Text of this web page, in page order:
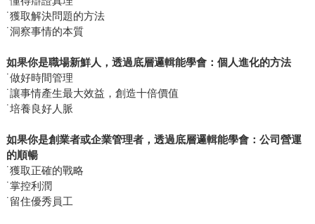
˙獲取解決問題的方法
˙洞察事情的本質
如果你是職場新鮮人，透過底層邏輯能學會：個人進化的方法
˙做好時間管理
˙讓事情產生最大效益，創造十倍價值
˙培養良好人脈
如果你是創業者或企業管理者，透過底層邏輯能學會：公司營運
的順暢
˙獲取正確的戰略
˙掌控利潤
˙留住優秀員工